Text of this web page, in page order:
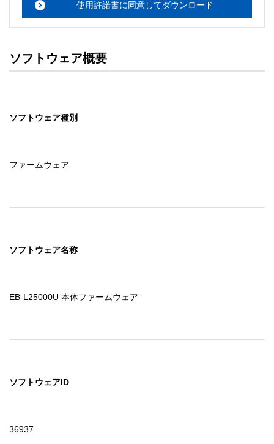
使用許諾書に同意してダウンロード
ソフトウェア概要
ソフトウェア種別
ファームウェア
ソフトウェア名称
EB-L25000U 本体ファームウェア
ソフトウェアID
36937